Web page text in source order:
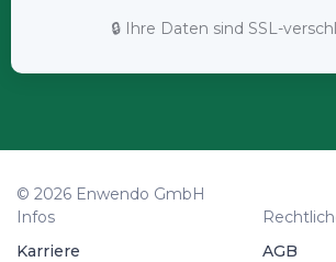
🔒 Ihre Daten sind SSL-
© 2026 Enwendo GmbH
Infos
Karriere
AGB